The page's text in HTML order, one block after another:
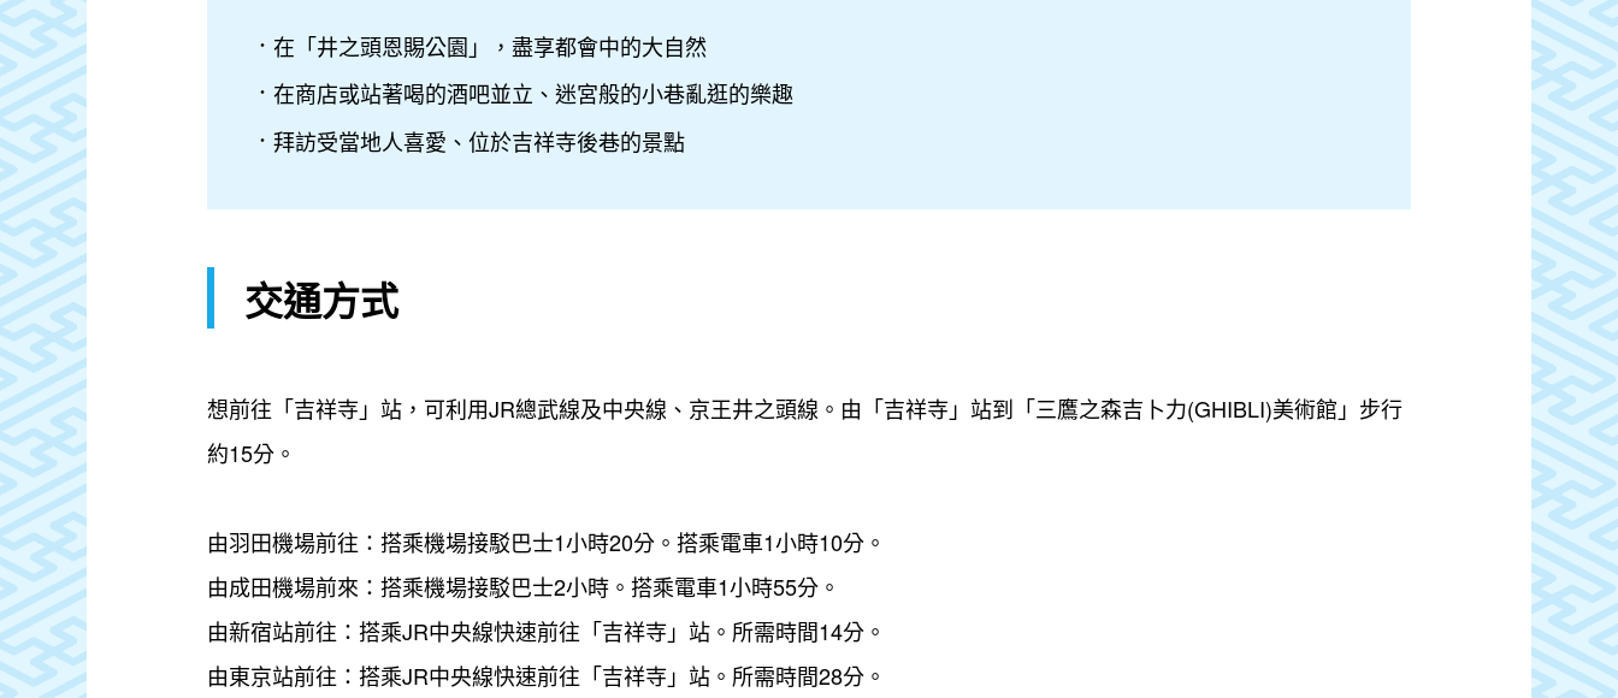
在「井之頭恩賜公園」，盡享都會中的大自然
在商店或站著喝的酒吧並立、迷宮般的小巷亂逛的樂趣
拜訪受當地人喜愛、位於吉祥寺後巷的景點
交通方式
想前往「吉祥寺」站，可利用JR總武線及中央線、京王井之頭線。由「吉祥寺」站到「三鷹之森吉卜力(GHIBLI)美術館」步行
約15分。
由羽田機場前往：搭乘機場接駁巴士1小時20分。搭乘電車1小時10分。
由成田機場前來：搭乘機場接駁巴士2小時。搭乘電車1小時55分。
由新宿站前往：搭乘JR中央線快速前往「吉祥寺」站。所需時間14分。
由東京站前往：搭乘JR中央線快速前往「吉祥寺」站。所需時間28分。